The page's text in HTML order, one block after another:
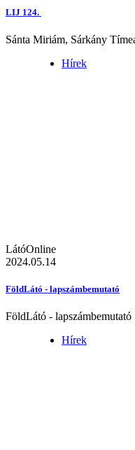
LIJ 124.
Sánta Miriám, Sárkány
Hírek
LátóOnline
2024.05.14
FöldLátó - lapszámbemutató
FöldLátó - lapszámbemutató
Hírek